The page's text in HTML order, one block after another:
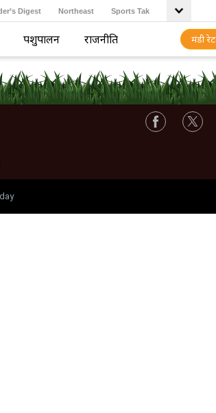
Digest Northeast Sports Tak
पशुपालन राजनीति मंडी रेट